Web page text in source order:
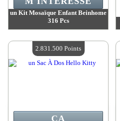
un Kit Mosaïque Enfant Beinhome
316 Pcs
Quantité Disponible :4
ÇA
2.831.500 Points